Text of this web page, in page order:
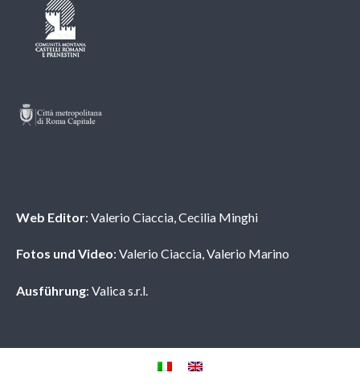
Web Editor: Valerio Ciaccia, Cecilia Minghi
Fotos und Video: Valerio Ciaccia, Valerio Marino
Ausführung: Valica s.r.l.